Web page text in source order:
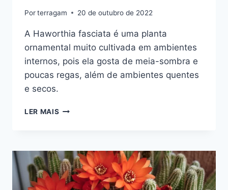
Porterragam 20 de outubro de 2022
A Haworthia fasciata é uma planta
ornamental muito cultivada em ambientes
internos, pois ela gosta de meia-sombra e
poucas regas, além de ambientes quentes
e secos.
LER MAIS HAWORTHIA
ZEBRA